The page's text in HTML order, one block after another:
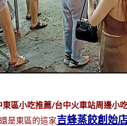
區小吃推薦/台中火車站周邊小
是東區的這家吉蜂蒸餃創始